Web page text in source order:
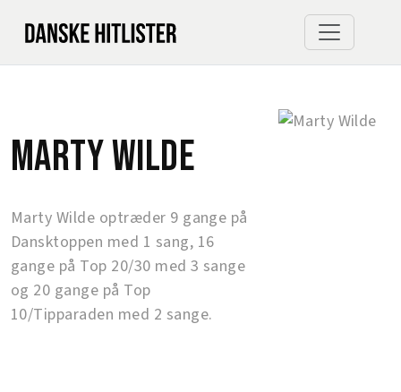
Marty Wilde
Marty Wilde optræder 9 gange på
Dansktoppen med 1 sang, 16
gange på Top 20/30 med 3 sange
og 20 gange på Top
10/Tipparaden med 2 sange.